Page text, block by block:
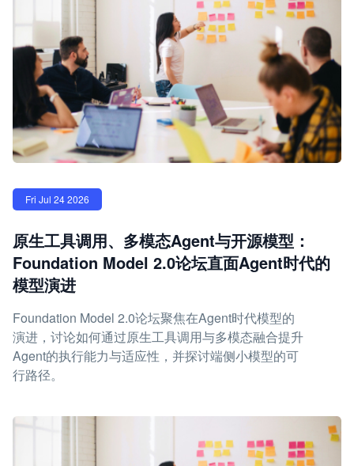
Fri Jul 24 2026
原生工具调用、多模态Agent与开源模型：
Foundation Model 2.0论坛直面Agent时代的
模型演进
Foundation Model 2.0论坛聚焦在Agent时代模型的
演进，讨论如何通过原生工具调用与多模态融合提升
Agent的执行能力与适应性，并探讨端侧小模型的可
行路径。